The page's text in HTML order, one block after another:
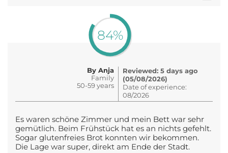
84%
By Anja
Family
50-59 years
Reviewed: 5 days ago
(05/08/2026)
Date of experience:
08/2026
Es waren schöne Zimmer und mein Bett war sehr
gemütlich. Beim Frühstück hat es an nichts gefehlt.
Sogar glutenfreies Brot konnten wir bekommen.
Die Lage war super, direkt am Ende der Stadt.